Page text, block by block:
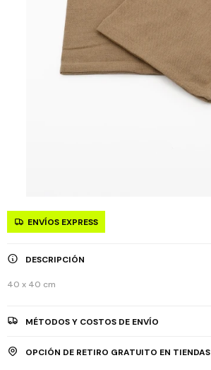
ENVÍOS EXPRESS
DESCRIPCIÓN
40 x 40 cm
MÉTODOS Y COSTOS DE ENVÍO
OPCIÓN DE RETIRO GRATUITO EN TIENDAS